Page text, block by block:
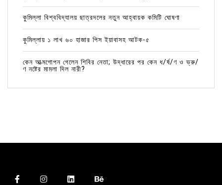
কুমিল্লা বিশ্ববিদ্যালয় ছাত্রদলের নতুন আহ্বায়ক কমিটি ঘোষণা
কুমিল্লায় ১ লাখ ৬০ হাজার পিস ইয়াবাসহ আটক-৫
কেন আত্মগোপন গেলেন শিবির নেতা; উদ্ধারের পর কেন ধ/র্ষ/ণ ও ভ্রু/
ণ নষ্টের মামলা দিল নারী?